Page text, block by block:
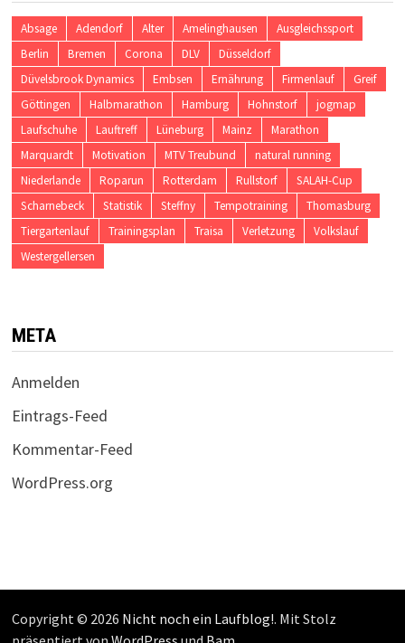
Absage Adendorf Alter Amelinghausen
Ausgleichssport
Berlin
Bremen Corona DLV
Düsseldorf
Düvelsbrook Dynamics
Embsen Ernährung Firmenlauf
Greif
Göttingen
Halbmarathon Hamburg Hohnstorf
jogmap
Laufschuhe
Lauftreff Lüneburg Mainz
Marathon
Marquardt
Motivation MTV Treubund
natural running
Niederlande
Roparun Rotterdam Rullstorf
SALAH-Cup
Scharnebeck
Statistik Steffny Tempotraining
Thomasburg
Tiergartenlauf
Trainingsplan Traisa Verletzung
Volkslauf
Westergellersen
META
Anmelden
Eintrags-Feed
Kommentar-Feed
WordPress.org
Copyright © 2026 Nicht noch ein Laufblog!. Mit Stolz